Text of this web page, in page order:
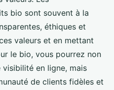
bio sont souvent à la
éthiques et
valeurs et en mettant
le bio, vous pourrez non
en ligne, mais
de clients fidèles et